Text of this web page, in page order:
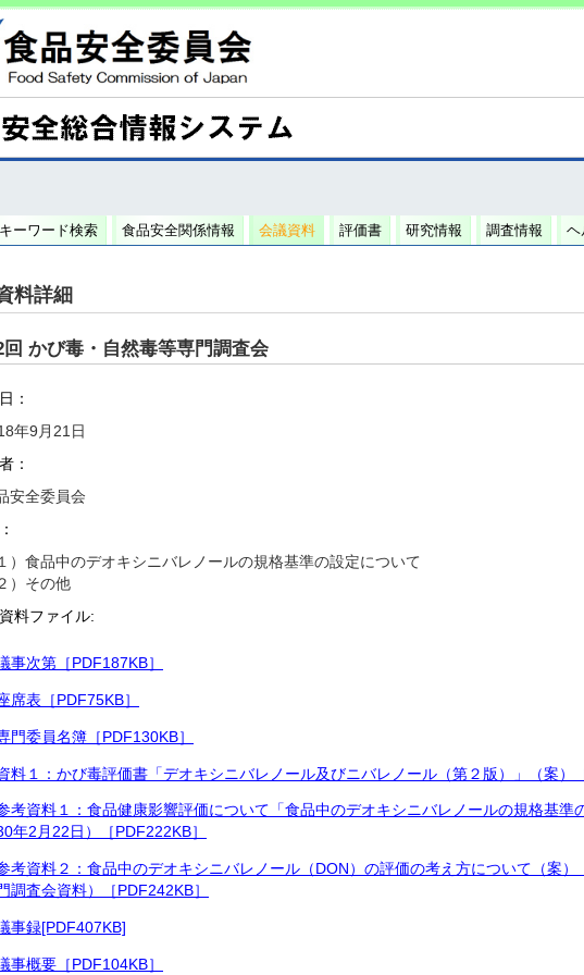
キーワード検索 食品安全関係情報 会議資料 評価書 研究情報 調査情報 ヘ
料詳細
回 かび毒・自然毒等専門調査会
：
年9月21日
：
安全委員会
）食品中のデオキシニバレノールの規格基準の設定について
）その他
料ファイル:
事次第［PDF187KB］
席表［PDF75KB］
門委員名簿［PDF130KB］
料１：かび毒評価書「デオキシニバレノール及びニバレノール（第２版）」（案）
考資料１：食品健康影響評価について「食品中のデオキシニバレノールの規格基
年2月22日）［PDF222KB］
考資料２：食品中のデオキシニバレノール（DON）の評価の考え方について（案
調査会資料）［PDF242KB］
事録[PDF407KB]
事概要［PDF104KB］